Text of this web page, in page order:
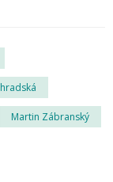
Martin Zábranský